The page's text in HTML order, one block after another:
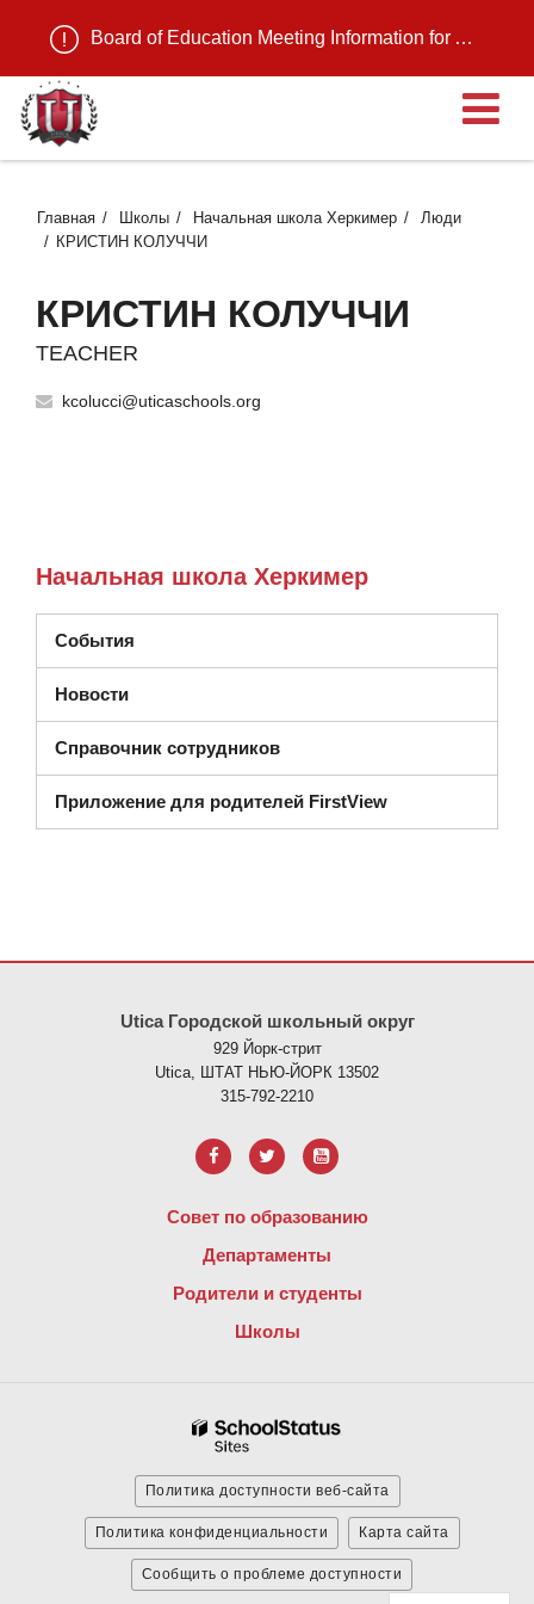
Board of Education Meeting Information for August 11, 2026
Главная Школы Начальная школа Херкимер
Люди
КРИСТИН КОЛУЧЧИ
КРИСТИН КОЛУЧЧИ
TEACHER
kcolucci@uticaschools.org
Начальная школа Херкимер
События
Новости
Справочник сотрудников
Приложение для родителей FirstView
Utica Городской школьный округ
929 Йорк-стрит
Utica, ШТАТ НЬЮ-ЙОРК 13502
315-792-2210
Совет по образованию
Департаменты
Родители и студенты
Школы
Политика доступности веб-сайта
Политика конфиденциальности Карта сайта
Сообщить о проблеме доступности